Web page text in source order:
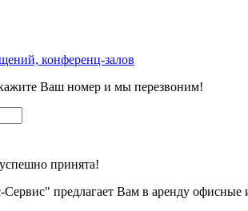
конференц-залов
Ваш номер и мы перезвоним!
принята!
предлагает Вам в аренду офисные